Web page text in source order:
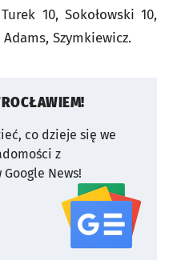
10, Sokołowski 10,
Szymkiewicz.
co dzieje się we
z
News!
serwisu